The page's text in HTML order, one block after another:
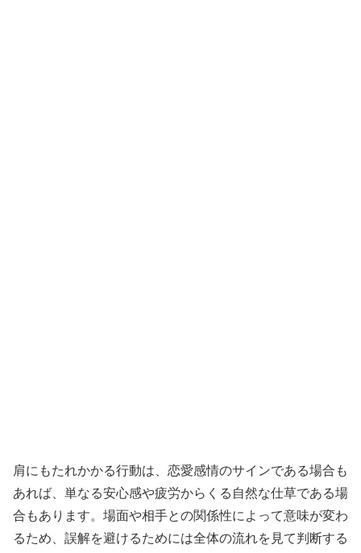
肩にもたれかかる行動は、恋愛感情のサインである場合も
あれば、単なる安心感や疲労からくる自然な仕草である場
合もあります。場面や相手との関係性によって意味が変わ
るため、誤解を避けるためには全体の流れを見て判断する